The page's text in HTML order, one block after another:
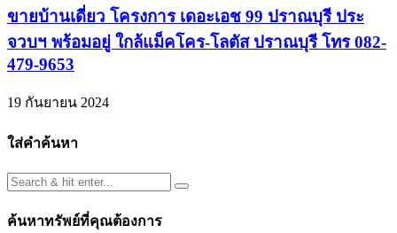
ขายบ้านเดี่ยว โครงการ เดอะเอช 99 ปราณบุรี ประ
จวบฯ พร้อมอยู่ ใกล้แม็คโคร-โลตัส ปราณบุรี โทร 082-
479-9653
19 กันยายน 2024
ใส่คำค้นหา
ค้นหาทรัพย์ที่คุณต้องการ